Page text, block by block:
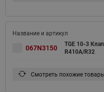
067N3150
TGE 10-3
R410A/R32
Смотреть похожие